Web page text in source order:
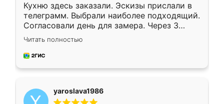
Кухню здесь заказали. Эскизы прислали в
телеграмм. Выбрали наиболее подходящий.
Согласовали день для замера. Через 3
недели кухня была уже готова. Остались
довольны работой. Спасибо Ренессанс
мебель за качественную работу!
Читать полностью
yaroslava1986